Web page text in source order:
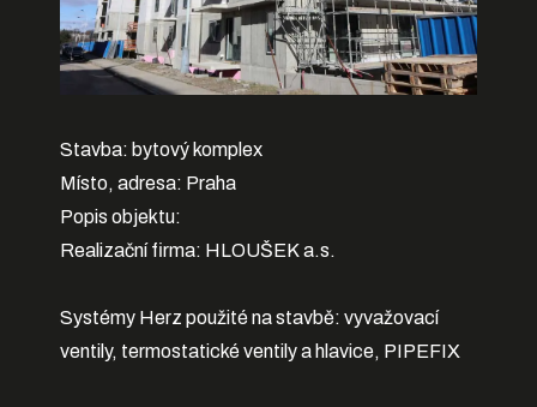
Stavba: bytový komplex
Místo, adresa: Praha
Popis objektu:
Realizační firma: HLOUŠEK a.s.
Systémy Herz použité na stavbě: vyvažovací
ventily, termostatické ventily a hlavice, PIPEFIX